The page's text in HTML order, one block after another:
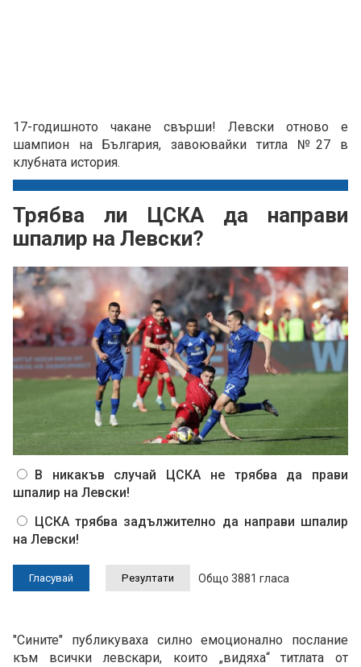
17-годишното чакане свърши! Левски отново е
шампион на България, завоювайки титла №27 в
клубната история.
Трябва ли ЦСКА да направи
шпалир на Левски?
В никакъв случай ЦСКА не трябва да прави
шпалир на Левски!
ЦСКА трябва задължително да направи шпалир
на Левски!
Общо 3881 гласа
"Сините" публикуваха силно емоционално послание
към всички левскари, които „видяха“ титлата от